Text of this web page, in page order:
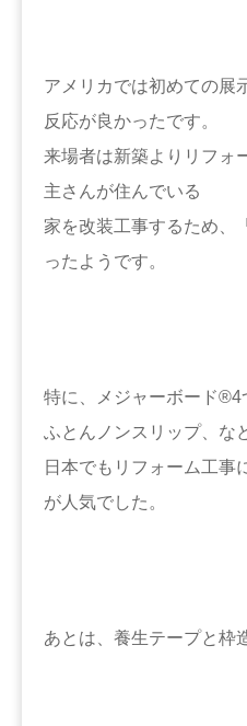
アメリカでは初めての展
反応が良かったです。
来場者は新築よりリフォ
主さんが住んでいる
家を改装工事するため、
ったようです。
特に、メジャーボード®4
ふとんノンスリップ、な
日本でもリフォーム工事
が人気でした。
あとは、養生テープと枠